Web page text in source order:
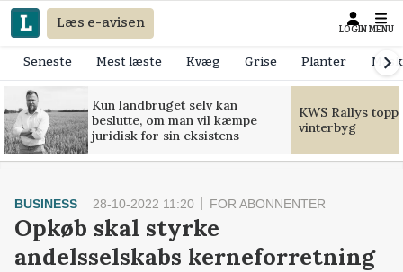
Læs e-avisen LOGIN MENU
Seneste Mest læste Kvæg Grise Planter
Kun landbruget selv kan
beslutte, om man vil kæmpe
juridisk for sin eksistens
KWS Rallys
vinterbyg
BUSINESS 28-10-2022 11:20 FOR ABONNENTER
Opkøb skal styrke
andelsselskabs kerneforretning